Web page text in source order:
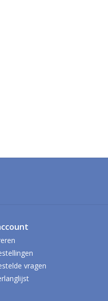
vragen